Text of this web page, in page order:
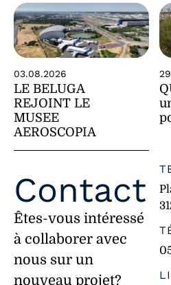
03.08.2026
LE BELUGA
REJOINT LE
MUSEE
AEROSCOPIA
Contact
Êtes-vous intéressé
à collaborer avec
nous sur un
nouveau projet?